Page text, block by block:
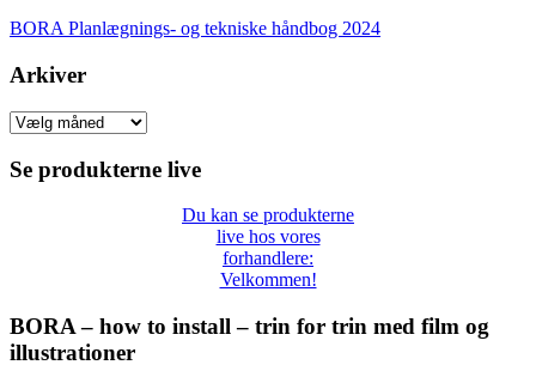
BORA Planlægnings- og tekniske håndbog 2024
Arkiver
Arkiver
Se produkterne live
Du kan se produkterne
live hos vores
forhandlere:
Velkommen!
BORA – how to install – trin for trin med film og
illustrationer